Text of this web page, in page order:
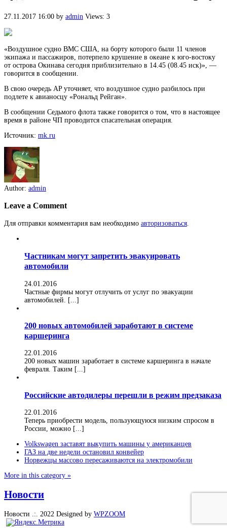
27.11.2017 16:00 by admin Views: 3
«Воздушное судно ВМС США, на борту которого были 11 членов
экипажа и пассажиров, потерпело крушение в океане к юго-востоку
от острова Окинава сегодня приблизительно в 14.45 (08.45 иск)», —
говорится в сообщении.
В свою очередь AP уточняет, что воздушное судно разбилось при
подлете к авианосцу «Рональд Рейган».
В сообщении Седьмого флота также говорится о том, что в настоящее
время в районе ЧП проводится спасательная операция.
Источник: mk.ru
Author: admin
Leave a Comment
Для отправки комментария вам необходимо авторизоваться
Частникам могут запретить эвакуировать
автомобили
24.01.2016
Частные фирмы могут отлучить от услуг по эвакуации
автомобилей. [...]
200 новых автомобилей заработают в системе
каршеринга
22.01.2016
200 новых машин заработает в системе каршеринга в начале
февраля. Таким [...]
Российские автодилеры перешли в режим предзаказа
22.01.2016
Теперь приобрести модель, пользующуюся низким спросом в
России, можно [...]
Volkswagen заставят выкупить машины у американцев
ГАЗ на две недели остановил конвейер
Норвежцы массово пересаживаются на электромобили
More in this category »
Новости
Новости .:. 2022 Designed by WPZOOM